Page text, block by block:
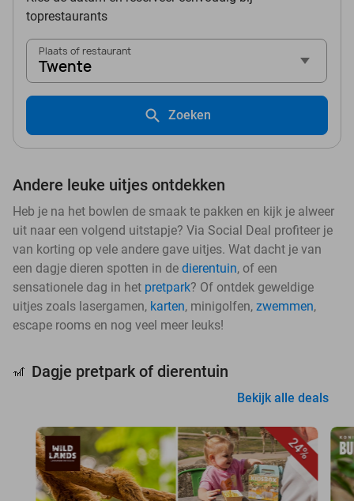
toprestaurants
Plaats of restaurant
Twente
Zoeken
Andere leuke uitjes ontdekken
Heb je na het bowlen de smaak te pakken en kijk je alweer
uit naar een volgend uitstapje? Via Social Deal profiteer je
van korting op vele andere gave uitjes. Wat dacht je van
een dagje dieren spotten in de dierentuin, of een
sensationele dag in het pretpark? Of ontdek geweldige
uitjes zoals lasergamen, karten, minigolfen, zwemmen,
escape rooms en nog veel meer leuks!
🎢 Dagje pretpark of dierentuin
Bekijk alle deals
24%